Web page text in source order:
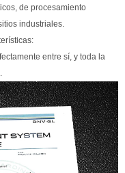
de procesamiento
industriales.
entre sí, y toda la